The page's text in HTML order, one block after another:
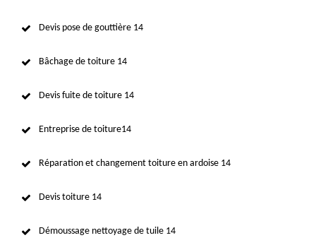
Devis pose de gouttière 14
Bâchage de toiture 14
Devis fuite de toiture 14
Entreprise de toiture14
Réparation et changement toiture en ardoise 14
Devis toiture 14
Démoussage nettoyage de tuile 14